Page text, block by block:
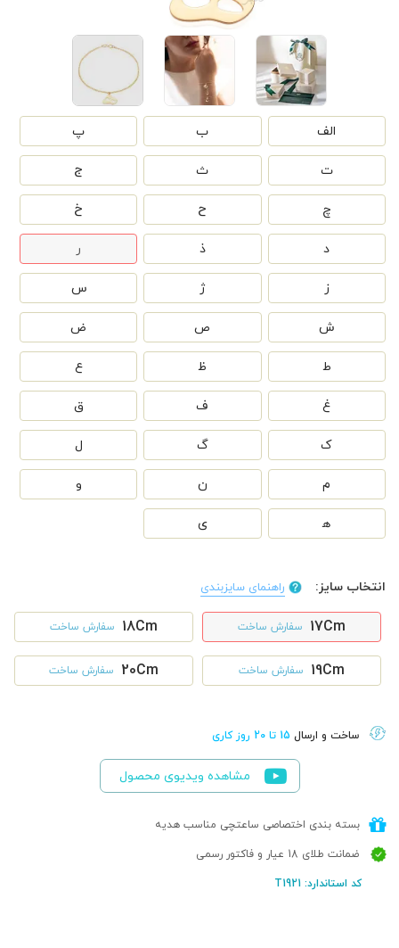
الف ب پ
ت ث ج
چ ح خ
د ذ ر
ز ژ س
ش ص ض
ط ظ ع
غ ف ق
ک گ ل
م ن و
ه‍ ی
انتخاب سایز: راهنمای سایزبندی
17Cm سفارش ساخت 18Cm سفارش ساخت
19Cm سفارش ساخت 20Cm سفارش ساخت
ساخت و ارسال 15 تا 20 روز کاری
مشاهده ویدیوی محصول
بسته بندی اختصاصی ساعتچی مناسب هدیه
ضمانت طلای 18 عیار و فاکتور رسمی
کد استاندارد: T1921